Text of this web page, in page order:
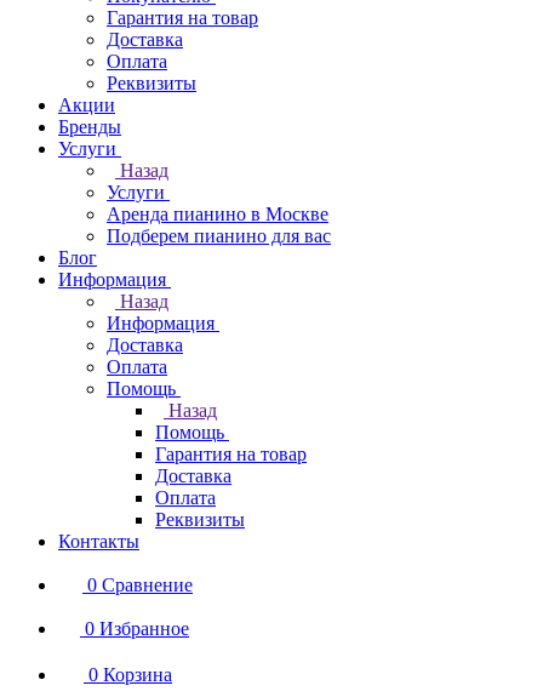
Гарантия на товар
Доставка
Оплата
Реквизиты
Акции
Бренды
Услуги
Назад
Услуги
Аренда пианино в Москве
Подберем пианино для вас
Блог
Информация
Назад
Информация
Доставка
Оплата
Помощь
Назад
Помощь
Гарантия на товар
Доставка
Оплата
Реквизиты
Контакты
0 Сравнение
0 Избранное
0 Корзина